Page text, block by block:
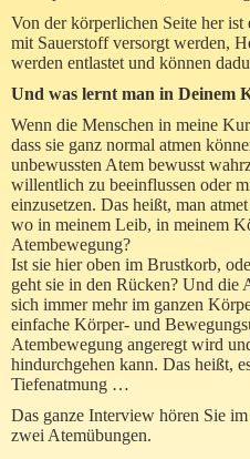
Von der körperlichen Seite her ist
mit Sauerstoff versorgt werden,
werden entlastet und können
Und was lernt man in Deinem
Wenn die Menschen in meine
dass sie ganz normal atmen
unbewussten Atem bewusst
willentlich zu beeinflussen oder
einzusetzen. Das heißt, man
wo in meinem Leib, in meinem
Atembewegung?
Ist sie hier oben im Brustkorb,
geht sie in den Rücken? Und die
sich immer mehr im ganzen
einfache Körper- und
Atembewegung angeregt wird
hindurchgehen kann. Das heißt,
Tiefenatmung …
Das ganze Interview hören Sie
zwei Atemübungen.